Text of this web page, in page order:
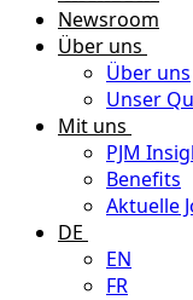
Newsroom
Über uns
Über uns
Unser
Mit uns
PJM
Benefits
Aktuelle
DE
EN
FR